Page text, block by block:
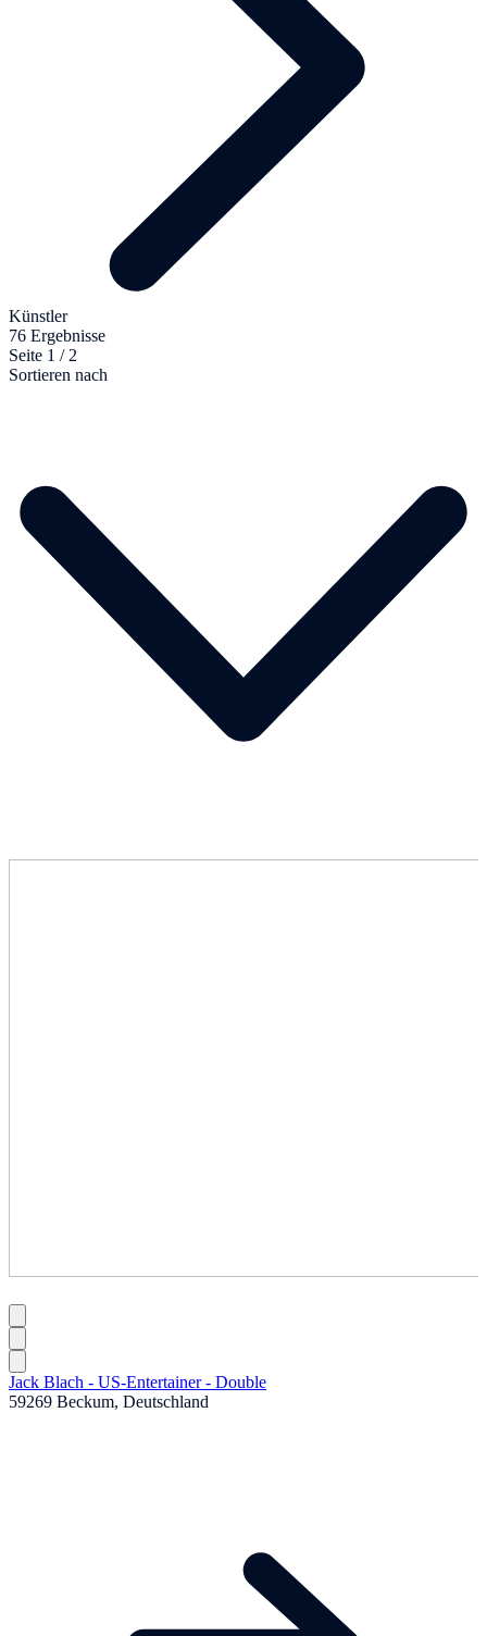
Künstler
76 Ergebnisse
Seite 1 / 2
Sortieren nach
Jack Blach - US-Entertainer - Double
59269 Beckum, Deutschland